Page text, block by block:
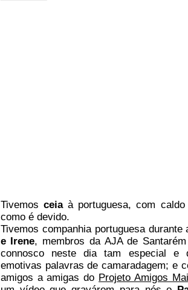
Tivemos ceiaà portuguesa, com
como é devido.
Tivemos companhia portuguesa
e Irene, membros da AJA de
connosco neste dia tam especial e
emotivas palavras de camaradagem; e
amigos a amigas do Projeto Amigos